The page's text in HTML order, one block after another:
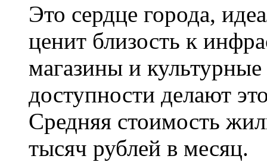
Это сердце города,
ценит близость к
магазины и
доступности делают
Средняя стоимость
тысяч рублей в месяц.